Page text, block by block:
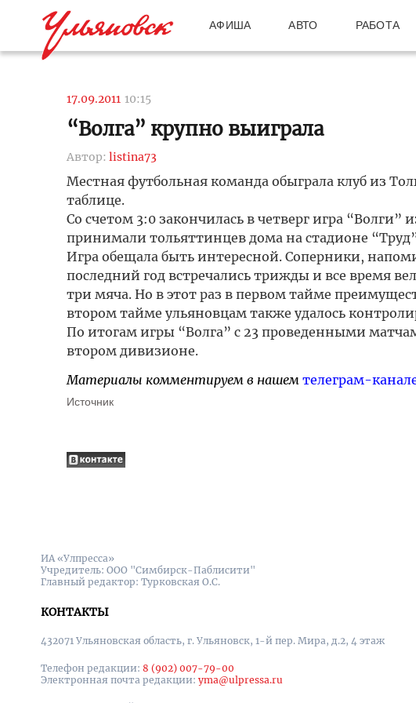
АФИША АВТО РАБОТА
17.09.2011 10:15
“Волга” крупно выиграла
Автор: listina73
Местная футбольная команда обыграла клуб из
таблице.
Со счетом 3:0 закончилась в четверг игра
принимали тольяттинцев дома на стадионе
Игра обещала быть интересной. Соперники,
последний год встречались трижды и все время
три мяча. Но в этот раз в первом тайме
втором тайме ульяновцам также удалось
По итогам игры “Волга” с 23 проведенными
втором дивизионе.
Материалы комментируем в нашем телеграм-
Источник
ИА «Улпресса»
Учредитель: ООО "Симбирск-Паблисити"
Главный редактор: Турковская О.С.
КОНТАКТЫ
432071 Ульяновская область, г. Ульяновск, 1-й пер. Мира, д.2, 4 этаж
Телефон редакции: 8 (902) 007-79-00
Электронная почта редакции: yma@ulpressa.ru